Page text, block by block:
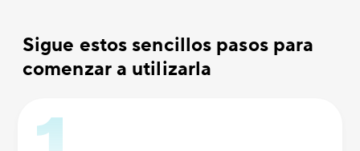
Sigue estos sencillos pasos para
comenzar a utilizarla